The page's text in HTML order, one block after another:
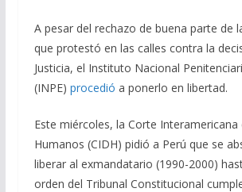
A pesar del rechazo de buena parte de
que protestó en las calles contra la
Justicia, el Instituto Nacional
(INPE) procedió a ponerlo en libertad.
Este miércoles, la Corte Interamericana
Humanos (CIDH) pidió a Perú que se
liberar al exmandatario (1990-2000)
orden del Tribunal Constitucional